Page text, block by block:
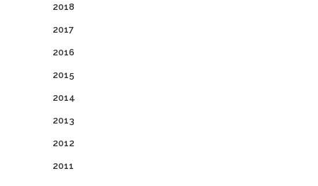
2018
2017
2016
2015
2014
2013
2012
2011